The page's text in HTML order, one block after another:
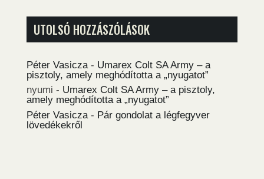
UTOLSÓ HOZZÁSZÓLÁSOK
Péter Vasicza - Umarex Colt SA Army – a
pisztoly, amely meghódította a „nyugatot”
nyumi - Umarex Colt SA Army – a pisztoly,
amely meghódította a „nyugatot”
Péter Vasicza - Pár gondolat a légfegyver
lövedékekről